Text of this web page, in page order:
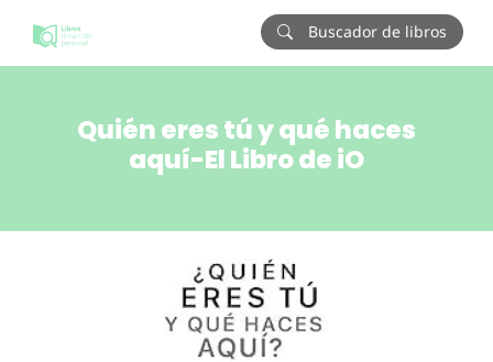
Buscador de libros
Quién eres tú y qué haces
aquí-El Libro de iO